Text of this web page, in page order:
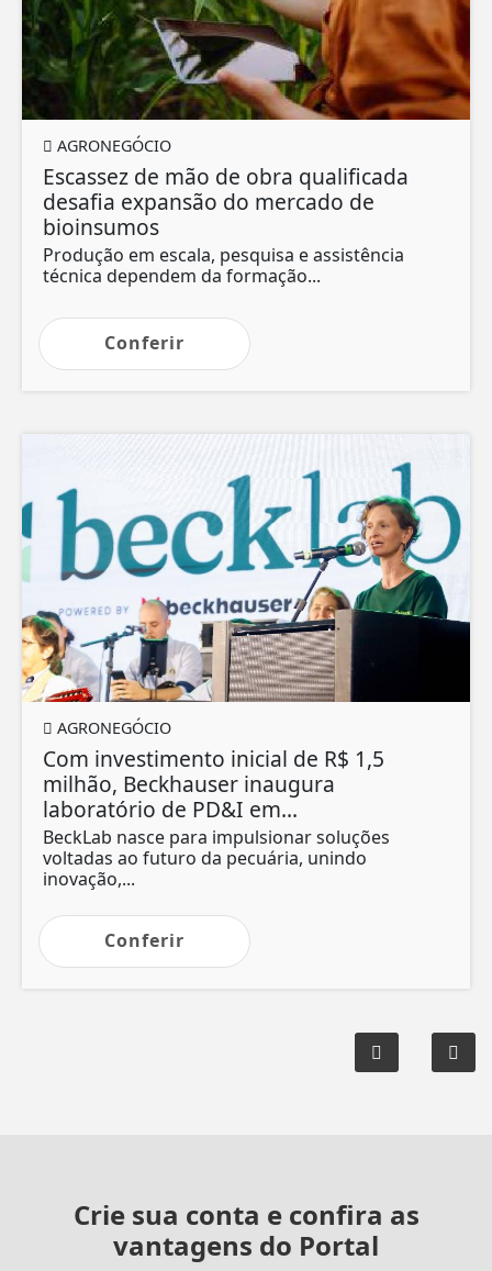
AGRONEGÓCIO
Escassez de mão de obra qualificada
desafia expansão do mercado de
bioinsumos
Produção em escala, pesquisa e assistência
técnica dependem da formação...
Conferir
AGRONEGÓCIO
Com investimento inicial de R$ 1,5
milhão, Beckhauser inaugura
laboratório de PD&I em...
BeckLab nasce para impulsionar soluções
voltadas ao futuro da pecuária, unindo
inovação,...
Conferir
Crie sua conta e confira as
vantagens do Portal